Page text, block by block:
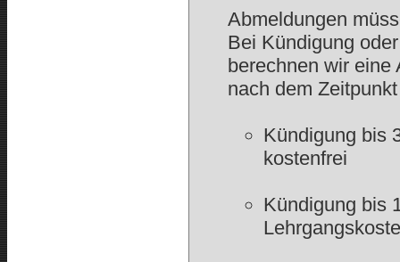
Abmeldungen
Bei Kündigung
berechnen wir
nach dem
Kündigung bis
kostenfrei
Kündigung bis